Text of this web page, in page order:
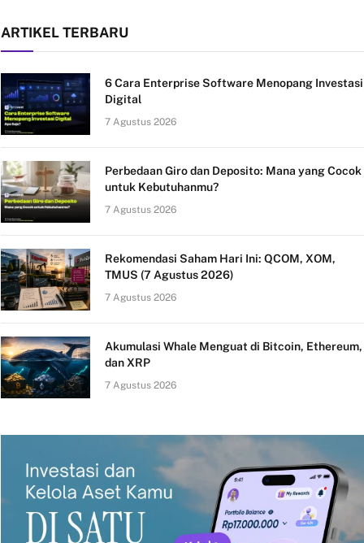
ARTIKEL TERBARU
6 Cara Enterprise Software Menopang Investasi
Digital
7 Agustus 2026
Perbedaan Giro dan Deposito: Mana yang Cocok
untuk Kebutuhanmu?
7 Agustus 2026
Rekomendasi Saham Hari Ini: QCOM, XOM,
TMUS (7 Agustus 2026)
7 Agustus 2026
Akumulasi Whale Menguat di Bitcoin, Ethereum,
dan XRP
7 Agustus 2026